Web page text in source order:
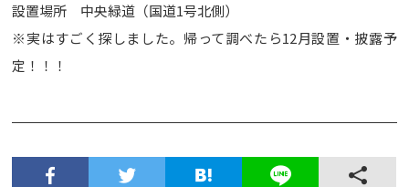
設置場所 中央緑道（国道1号北側）
※実はすごく探しました。帰って調べたら12月設置・披露予
定！！！